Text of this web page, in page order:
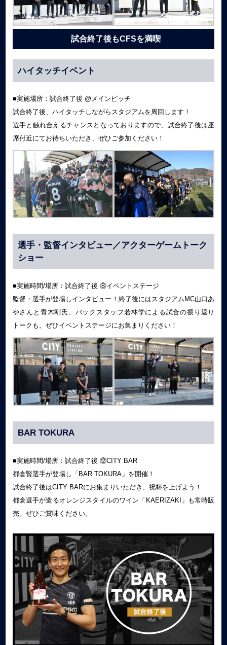
試合終了後もCFSを満喫
ハイタッチイベント
■実施場所：試合終了後 @メインピッチ
試合終了後、ハイタッチしながらスタジアムを周回します！
選手と触れ合えるチャンスとなっておりますので、試合終了後は座
席付近にてお待ちいただき、ぜひご参加ください！
選手・監督インタビュー／アクターゲームトーク
ショー
■実施時間/場所：試合終了後 ⑧イベントステージ
監督・選手が登場しインタビュー！終了後にはスタジアムMC山口あ
やさんと青木剛氏、バックスタッフ若林学による試合の振り返り
トークも。ぜひイベントステージにお集まりください！
BAR TOKURA
■実施時間/場所：試合終了後 ⑫CITY BAR
都倉賢選手が登場し「BAR TOKURA」を開催！
試合終了後はCITY BARにお集まりいただき、祝杯を上げよう！
都倉選手が造るオレンジスタイルのワイン「KAERIZAKI」も常時販
売。ぜひご賞味ください。